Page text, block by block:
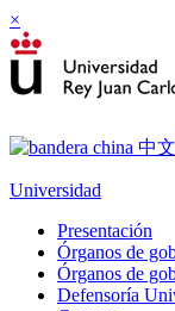
×
Universidad
Presentación
Órganos de
Órganos de
Defensoría